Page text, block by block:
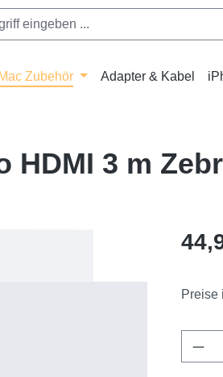
Mac Zubehör Adapter & Kabel
HDMI 3 m
Preise